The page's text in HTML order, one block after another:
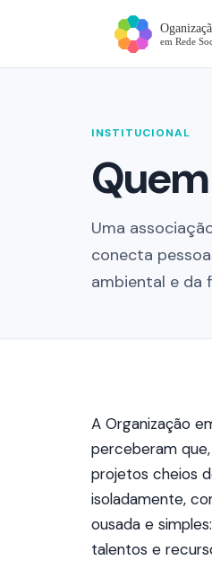
INSTITUCIONAL
Uma
conecta
ambiental e da
A Organização
perceberam
projetos cheios
isoladamente,
ousada e
talentos e